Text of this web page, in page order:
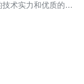
术实力和优质的服
务时做出明智的决